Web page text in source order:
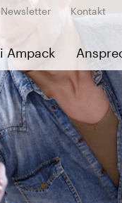
Newsletter Kontakt
Ampack